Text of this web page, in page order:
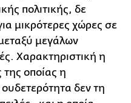
πολιτικής, δε
μικρότερες χώρες σε
μεγάλων
Χαρακτηριστική η
οποίας η
δεν τη